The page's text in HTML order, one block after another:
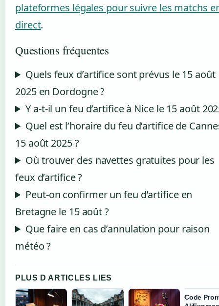
plateformes légales pour suivre les matchs
direct.
Questions fréquentes
Quels feux d’artifice sont prévus le 15 août
2025 en Dordogne ?
Y a-t-il un feu d’artifice à Nice le 15 août
Quel est l’horaire du feu d’artifice de
15 août 2025 ?
Où trouver des navettes gratuites pour les
feux d’artifice ?
Peut-on confirmer un feu d’artifice en
Bretagne le 15 août ?
Que faire en cas d’annulation pour raison
météo ?
PLUS D ARTICLES LIES
Code